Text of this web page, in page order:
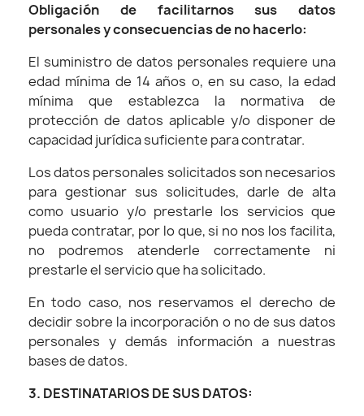
Obligación de facilitarnos sus datos
personales y consecuencias de no hacerlo:
El suministro de datos personales requiere una
edad mínima de 14 años o, en su caso, la edad
mínima que establezca la normativa de
protección de datos aplicable y/o disponer de
capacidad jurídica suficiente para contratar.
Los datos personales solicitados son necesarios
para gestionar sus solicitudes, darle de alta
como usuario y/o prestarle los servicios que
pueda contratar, por lo que, si no nos los facilita,
no podremos atenderle correctamente ni
prestarle el servicio que ha solicitado.
En todo caso, nos reservamos el derecho de
decidir sobre la incorporación o no de sus datos
personales y demás información a nuestras
bases de datos.
3. DESTINATARIOS DE SUS DATOS: